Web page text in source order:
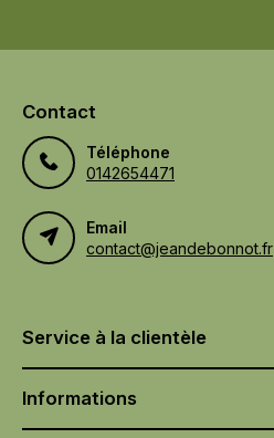
Contact
Téléphone
0142654471
Email
contact@jeandebonnot.fr
Service à la clientèle
Informations